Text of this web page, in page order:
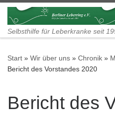
Zum Inhalt springen
Selbsthilfe für Leberkranke seit
Start » Wir über uns » Chronik »
Bericht des Vorstandes 2020
Bericht des